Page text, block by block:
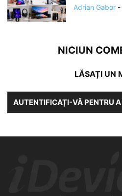
Adrian Gabor -
NICIUN
LĂSAȚI UN
AUTENTIFICAȚI-VĂ PENTRU